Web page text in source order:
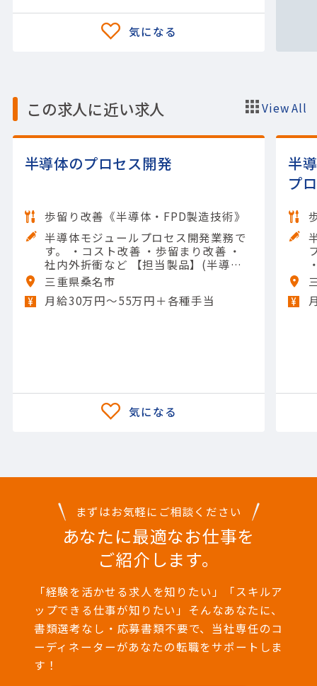
この求人に近い求人 View All
半導体のプロセス開発
歩留り改善《半導体・FPD製造技術》
半導体モジュールプロセス開発業務で
す。 ・コスト改善 ・歩留まり改善 ・
社内外折衝など 【担当製品】(半導体
関連)半導体（パワー） 【使用ツー
ル】一般工具; テスター
三重県桑名市
月給30万円〜55万円＋各種手当
半
プ
まずはお気軽にご相談ください
あなたに最適なお仕事を
ご紹介します。
「経験を活かせる求人を知りたい」「スキルア
ップできる仕事が知りたい」そんなあなたに、
書類選考なし・応募書類不要で、当社専任のコ
ーディネーターがあなたの転職をサポートしま
す！